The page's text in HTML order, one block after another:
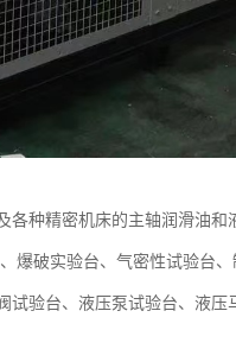
各种精密机床的主轴润滑油和
爆破实验台、气密性试验台
试验台、液压泵试验台、液压